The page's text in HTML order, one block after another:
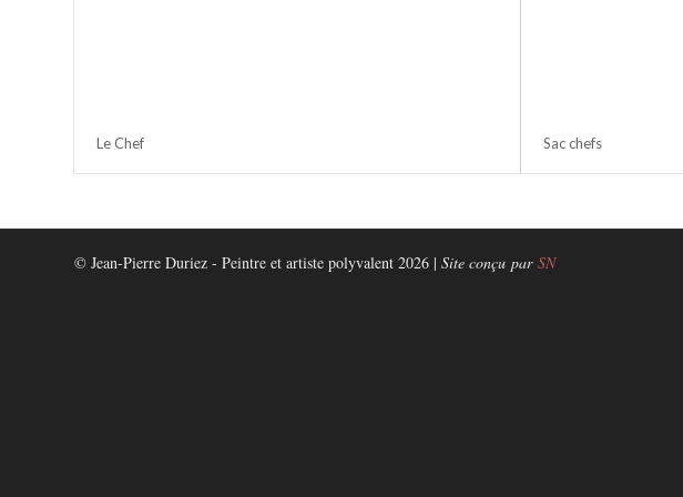
Le Chef Sac chefs
© Jean-Pierre Duriez - Peintre et artiste polyvalent 2026 | Site conçu par SN